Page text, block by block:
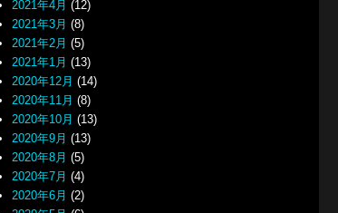
2021年4月 (12)
2021年3月 (8)
2021年2月 (5)
2021年1月 (13)
2020年12月 (14)
2020年11月 (8)
2020年10月 (13)
2020年9月 (13)
2020年8月 (5)
2020年7月 (4)
2020年6月 (2)